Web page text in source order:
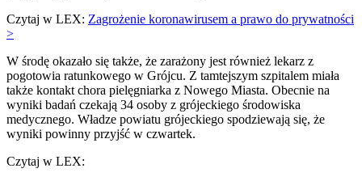
Czytaj w LEX: Zagrożenie koronawirusem a prawo do prywatności
>
W środę okazało się także, że zarażony jest również lekarz z
pogotowia ratunkowego w Grójcu. Z tamtejszym szpitalem miała
także kontakt chora pielęgniarka z Nowego Miasta. Obecnie na
wyniki badań czekają 34 osoby z grójeckiego środowiska
medycznego. Władze powiatu grójeckiego spodziewają się, że
wyniki powinny przyjść w czwartek.
Czytaj w LEX: